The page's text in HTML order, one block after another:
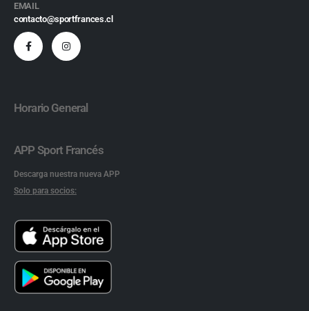
EMAIL
contacto@sportfrances.cl
Horario General
APP Sport Francés
Descarga nuestra nueva APP
Solo para socios: